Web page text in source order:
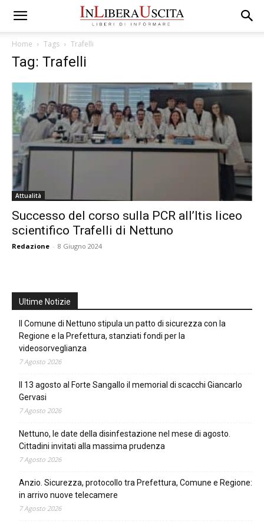
Home Tags Trafelli
Tag: Trafelli
Attualità
Successo del corso sulla PCR all’Itis liceo
scientifico Trafelli di Nettuno
Redazione - 8 Giugno 2024
Ultime Notizie
Il Comune di Nettuno stipula un patto di sicurezza con la
Regione e la Prefettura, stanziati fondi per la
videosorveglianza
7 Agosto 2026
Il 13 agosto al Forte Sangallo il memorial di scacchi Giancarlo
Gervasi
7 Agosto 2026
Nettuno, le date della disinfestazione nel mese di agosto.
Cittadini invitati alla massima prudenza
7 Agosto 2026
Anzio. Sicurezza, protocollo tra Prefettura, Comune e Regione:
in arrivo nuove telecamere
7 Agosto 2026